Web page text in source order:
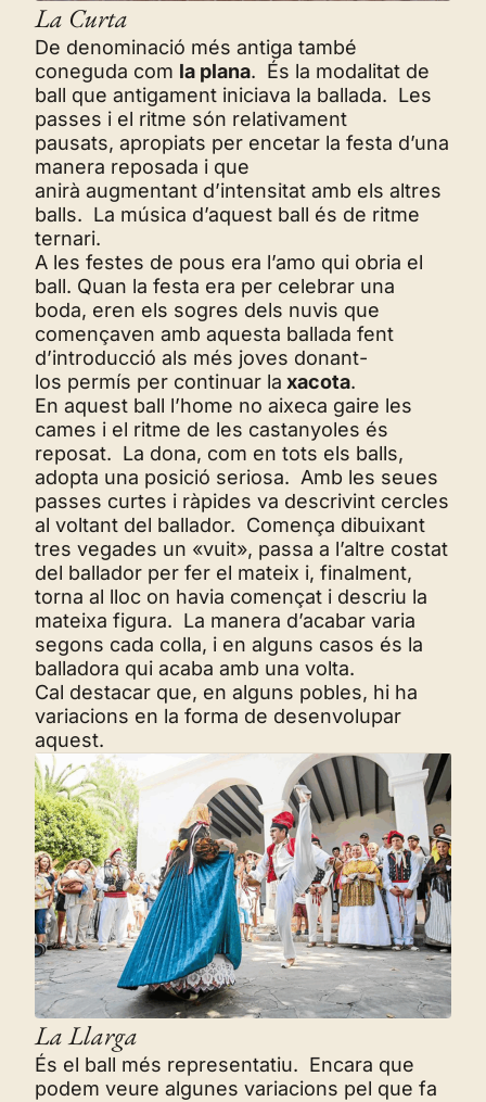
La Curta
De denominació més antiga també
coneguda com la plana. És la modalitat de
ball que antigament iniciava la ballada. Les
passes i el ritme són relativament
pausats, apropiats per encetar la festa d’una
manera reposada i que
anirà augmentant d’intensitat amb els altres
balls. La música d’aquest ball és de ritme
ternari.
A les festes de pous era l’amo qui obria el
ball. Quan la festa era per celebrar una
boda, eren els sogres dels nuvis que
començaven amb aquesta ballada fent
d’introducció als més joves donant-
los permís per continuar la xacota.
En aquest ball l’home no aixeca gaire les
cames i el ritme de les castanyoles és
reposat. La dona, com en tots els balls,
adopta una posició seriosa. Amb les seues
passes curtes i ràpides va descrivint cercles
al voltant del ballador. Comença dibuixant
tres vegades un «vuit», passa a l’altre costat
del ballador per fer el mateix i, finalment,
torna al lloc on havia començat i descriu la
mateixa figura. La manera d’acabar varia
segons cada colla, i en alguns casos és la
balladora qui acaba amb una volta.
Cal destacar que, en alguns pobles, hi ha
variacions en la forma de desenvolupar
aquest.
La Llarga
És el ball més representatiu. Encara que
podem veure algunes variacions pel que fa